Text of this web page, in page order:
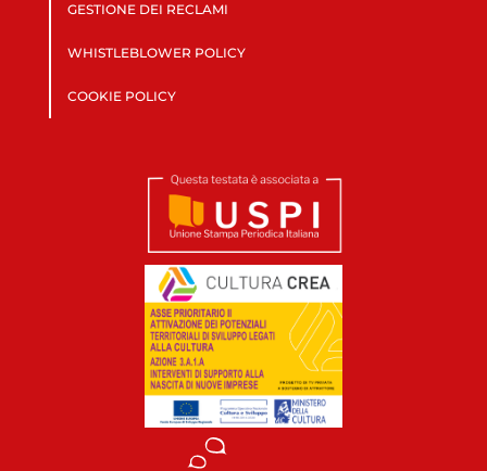
GESTIONE DEI RECLAMI
WHISTLEBLOWER POLICY
COOKIE POLICY